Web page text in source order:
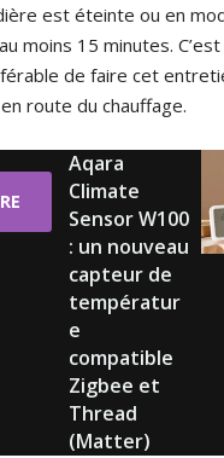
est éteinte ou en
moins 15 minutes.
de faire cet
route du chauffage.
Aqara
Climate
Sensor W100
: un nouveau
capteur de
températur
e
compatible
Zigbee et
Thread
(Matter)